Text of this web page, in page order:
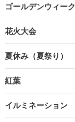
ゴールデンウィーク
花火大会
夏休み（夏祭り）
紅葉
イルミネーション